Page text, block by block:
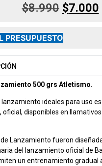
$8.990 $7.000
PRESUPUESTO
500 grs Atletismo.
lanzamiento ideales para uso
oficial, disponibles en
Lanzamiento fueron
del lanzamiento oficial de
un entrenamiento gradual